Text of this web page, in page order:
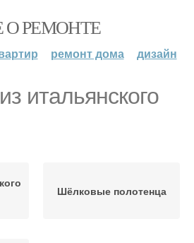
О РЕМОНТЕ
ремонт дома дизайн
итальянского
Шёлковые полотенца